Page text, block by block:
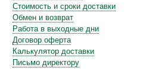
Стоимость и сроки доставки
Обмен и возврат
Работа в выходные дни
Договор оферта
Калькулятор доставки
Письмо директору